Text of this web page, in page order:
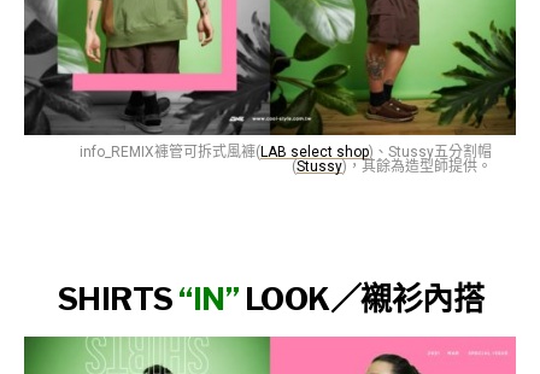
info_REMIX褲管可拆式風褲( LAB select shop)、Stussy五分割帽
(Stussy)，其餘為造型師提供。
SHIRTS“IN” LOOK／襯衫內搭